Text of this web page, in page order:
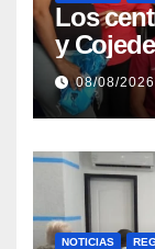
Los
y
Materna
08/08/
NOTICIAS